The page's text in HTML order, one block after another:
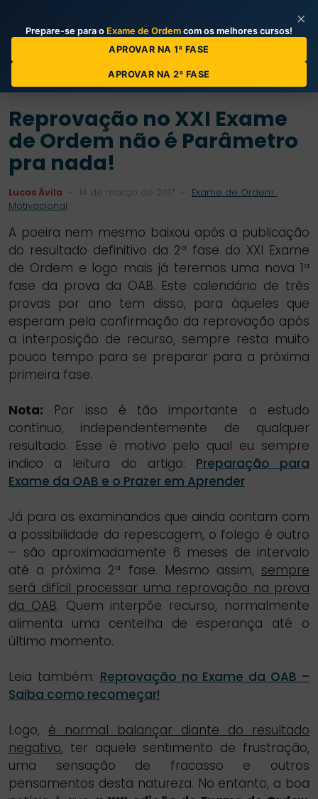
Categorias de Posts
Reprovação no XXI Exame
de Ordem não é Parâmetro
pra nada!
Lucas Ávila 14 de março de 2017 Exame de Ordem
Motivacional
A poeira nem mesmo baixou após a publicação
do resultado definitivo da 2ª fase do XXI Exame
de Ordem e logo mais já teremos uma nova 1ª
fase da prova da OAB. Este calendário de três
provas por ano tem disso, para àqueles que
esperam pela confirmação da reprovação após
a interposição de recurso, sempre resta muito
pouco tempo para se preparar para a próxima
primeira fase.
Nota: Por isso é tão importante o estudo
contínuo, independentemente de qualquer
resultado. Esse é motivo pelo qual eu sempre
indico a leitura do artigo: Preparação para
Exame da OAB e o Prazer em Aprender
Já para os examinandos que ainda contam com
a possibilidade da repescagem, o folego é outro
– são aproximadamente 6 meses de intervalo
até a próxima 2ª fase. Mesmo assim, sempre
será difícil processar uma reprovação na prova
da OAB. Quem interpõe recurso, normalmente
alimenta uma centelha de esperança até o
último momento.
Leia também: Reprovação no Exame da OAB –
Saiba como recomeçar!
Logo, é normal balançar diante do resultado
negativo, ter aquele sentimento de frustração,
uma sensação de fracasso e outros
pensamentos desta natureza. No entanto, a boa
×
Prepare-se para o Exame de Ordem com os melhores cursos!
APROVAR NA 1ª FASE
APROVAR NA 2ª FASE